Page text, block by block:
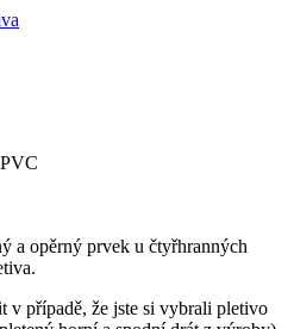
a opěrný prvek u čtyřhranných
v případě, že jste si vybrali pletivo